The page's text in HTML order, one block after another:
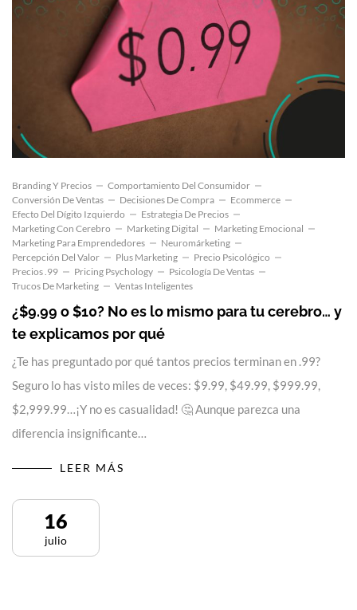
Branding Y Precios
Comportamiento Del Consumidor
Conversión De Ventas
Decisiones De Compra
Ecommerce
Efecto Del Dígito Izquierdo
Estrategia De Precios
Marketing Con Cerebro
Marketing Digital
Marketing Emocional
Marketing Para Emprendedores
Neuromárketing
Percepción Del Valor
Plus Marketing
Precio Psicológico
Precios .99
Pricing Psychology
Psicología De Ventas
Trucos De Marketing
Ventas Inteligentes
¿$9.99 o $10? No es lo mismo para tu cerebro… y
te explicamos por qué
¿Te has preguntado por qué tantos precios terminan en .99?
Seguro lo has visto miles de veces: $9.99, $49.99, $999.99,
$2,999.99…¡Y no es casualidad! 🤔 Aunque parezca una
diferencia insignificante…
LEER MÁS
16
julio